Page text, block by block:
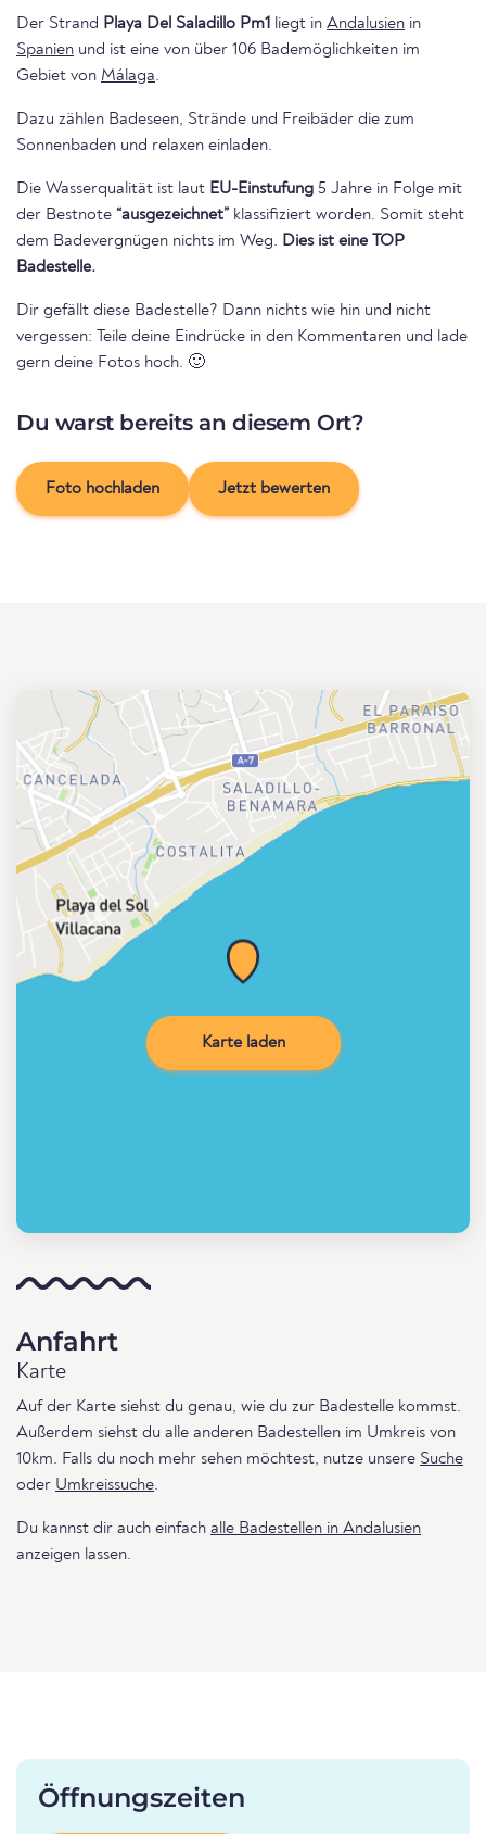
Der Strand Playa Del Saladillo Pm1 liegt in Andalusien in
Spanien und ist eine von über 106 Bademöglichkeiten im
Gebiet von Málaga.
Dazu zählen Badeseen, Strände und Freibäder die zum
Sonnenbaden und relaxen einladen.
Die Wasserqualität ist laut EU-Einstufung 5 Jahre in Folge mit
der Bestnote “ausgezeichnet”
dem Badevergnügen nichts im Weg. Dies ist eine TOP
Badestelle.
Dir gefällt diese Badestelle? Dann nichts wie hin und nicht
vergessen: Teile deine Eindrücke in den Kommentaren und lade
gern deine Fotos hoch. 🙂
Du warst bereits an diesem Ort?
Foto hochladen Jetzt bewerten
Karte laden
Anfahrt
Karte
Auf der Karte siehst du genau, wie du zur Badestelle kommst.
Außerdem siehst du alle anderen Badestellen im Umkreis von
10km. Falls du noch mehr sehen möchtest, nutze unsere Suche
oder Umkreissuche.
Du kannst dir auch einfach alle Badestellen in Andalusien
anzeigen lassen.
Öffnungszeiten